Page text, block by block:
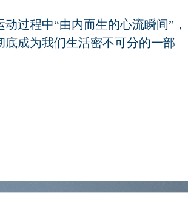
过程中“由内而生的心流瞬间”，
成为我们生活密不可分的一部